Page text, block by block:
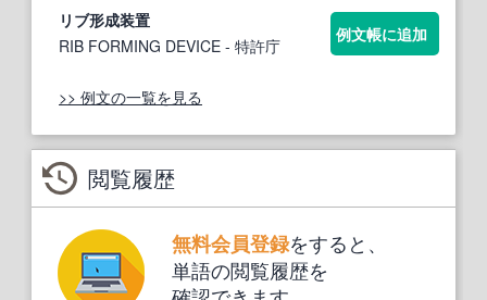
リブ形成装置
RIB FORMING DEVICE - 特許庁
例文帳に追加
>> 例文の一覧を見る
閲覧履歴
無料会員登録をすると、
単語の閲覧履歴を